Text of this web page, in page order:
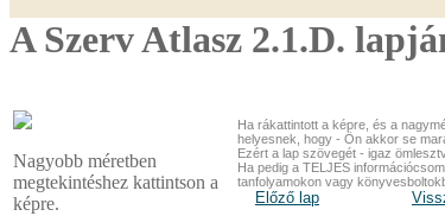
A Szerv Atlasz 2.1.D.
Nagyobb méretben
megtekintéshez kattintson a
képre.
Ha rákattintott a képre, és a
helyesnek, hogy - Ön akkor se
Ezért a lap szövegét - igaz
Ha pedig a TELJES
tanfolyamokon vagy
Előző lap